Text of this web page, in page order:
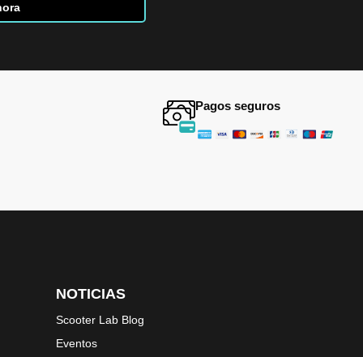
Pagos seguros
NOTICIAS
Scooter Lab Blog
Eventos